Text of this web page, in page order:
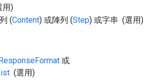
用)
(Content) 或陣列 (Step) 或字串 (選用)
或
(選用)